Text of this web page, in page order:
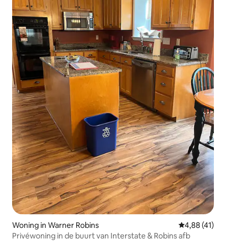
Woning in Warner Robins Gemiddelde
4,88 (41)
Privéwoning in de buurt van Interstate & Robins afb